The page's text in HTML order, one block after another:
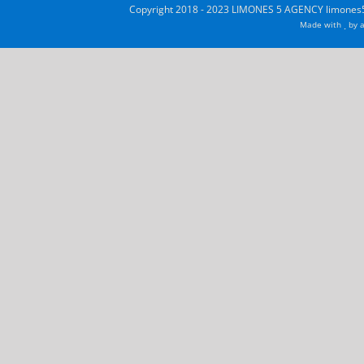
Copyright 2018 - 2023 LIMONES 5 AGENCY
Made with by